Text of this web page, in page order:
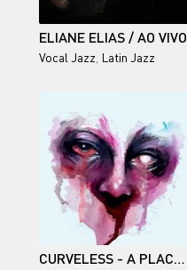
ELIANE ELIAS / AO VIVO
Vocal Jazz Latin Jazz
CURVELESS - A PLACE I NEVER LEFT (2026)